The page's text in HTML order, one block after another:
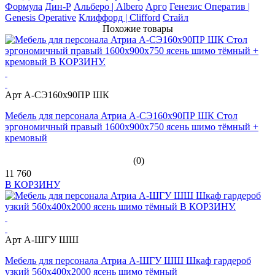
Формула Дин-Р Альберо | Albero Арго Генезис Оператив |
Genesis Operative Клиффорд | Clifford Стайл
Похожие товары
Арт А-СЭ160х90ПР ШК
Мебель для персонала Атриа А-СЭ160х90ПР ШК Стол
эргономичный правый 1600х900х750 ясень шимо тёмный +
кремовый
(0)
11 760
В КОРЗИНУ
Арт А-ШГУ ШШ
Мебель для персонала Атриа А-ШГУ ШШ Шкаф гардероб
узкий 560х400х2000 ясень шимо тёмный